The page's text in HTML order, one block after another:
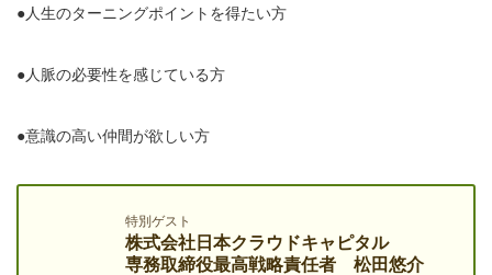
●人生のターニングポイントを得たい方
●人脈の必要性を感じている方
●意識の高い仲間が欲しい方
特別ゲスト
株式会社日本クラウドキャピタル
専務取締役最高戦略責任者 松田悠介